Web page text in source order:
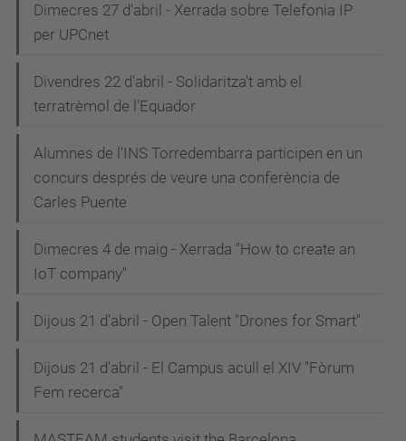
Dimecres 27 d'abril - Xerrada sobre Telefonia IP
per UPCnet
Divendres 22 d'abril - Solidaritza't amb el
terratrèmol de l'Equador
Alumnes de l'INS Torredembarra participen en un
concurs després de veure una conferència de
Carles Puente
Dimecres 4 de maig - Xerrada "How to create an
IoT company"
Dijous 21 d'abril - Open Talent "Drones for Smart"
Dijous 21 d'abril - El Campus acull el XIV "Fòrum
Fem recerca"